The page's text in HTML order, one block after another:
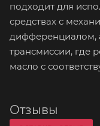
подходит для
средствах с
дифференциалом,
трансмиссии, где
масло с
Отзывы